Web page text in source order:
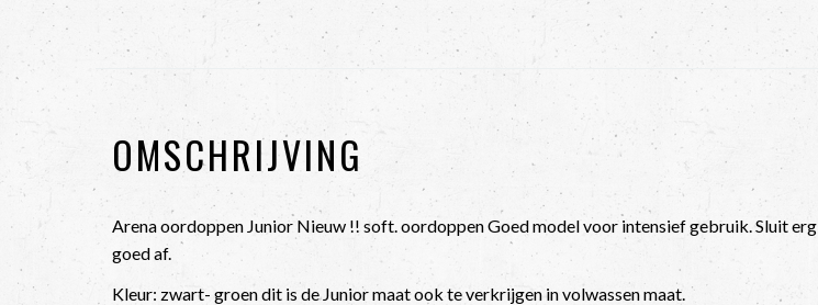
OMSCHRIJVING
Arena oordoppen Junior Nieuw !! soft. oordoppen Goed model voor intensief gebruik. Sluit erg
goed af.
Kleur: zwart- groen dit is de Junior maat ook te verkrijgen in volwassen maat.